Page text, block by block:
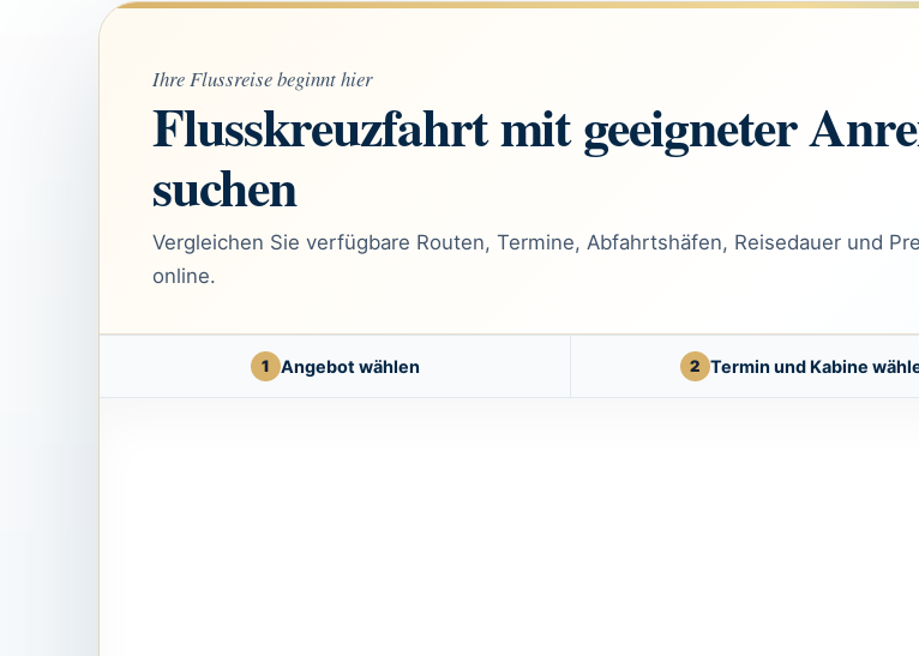
Ihre Flussreise beginnt hier
Flusskreuzfahrt mit geeigneter
suchen
Vergleichen Sie verfügbare Routen, Termine, Abfahrtshäfen, Reisedauer und
online.
1 Angebot wählen 2 Termin und Kabine